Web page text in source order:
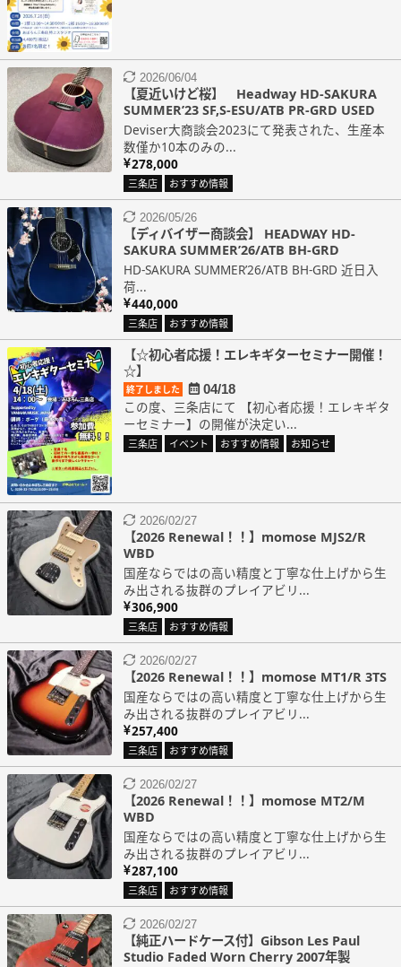
2026/06/04
【夏近いけど桜】 Headway HD-SAKURA
SUMMER’23 SF,S-ESU/ATB PR-GRD USED
Deviser大商談会2023にて発表された、生産本
数僅か10本のみの...
278,000
三条店 おすすめ情報
2026/05/26
【ディバイザー商談会】 HEADWAY HD-
SAKURA SUMMER’26/ATB BH-GRD
HD-SAKURA SUMMER’26/ATB BH-GRD 近日入
荷...
440,000
三条店 おすすめ情報
【☆初心者応援！エレキギターセミナー開催！
☆】
終了しました 04/18
この度、三条店にて 【初心者応援！エレキギタ
ーセミナー】の開催が決定い...
三条店 イベント おすすめ情報 お知らせ
2026/02/27
【2026 Renewal！！】momose MJS2/R
WBD
国産ならではの高い精度と丁寧な仕上げから生
み出される抜群のプレイアビリ...
306,900
三条店 おすすめ情報
2026/02/27
【2026 Renewal！！】momose MT1/R 3TS
国産ならではの高い精度と丁寧な仕上げから生
み出される抜群のプレイアビリ...
257,400
三条店 おすすめ情報
2026/02/27
【2026 Renewal！！】momose MT2/M
WBD
国産ならではの高い精度と丁寧な仕上げから生
み出される抜群のプレイアビリ...
287,100
三条店 おすすめ情報
2026/02/27
【純正ハードケース付】Gibson Les Paul
Studio Faded Worn Cherry 2007年製